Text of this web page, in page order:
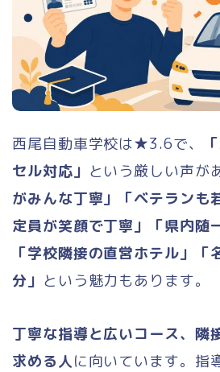
西尾自動車学校は★3.6で、
セル対応」 という厳しい声が
がみんな丁寧」「ベテランも
定員が笑顔で丁寧」「県内随
「学校隣接の直営ホテル」
分」 という魅力もあります。
丁寧な指導と広いコース、隣
求める人に向いています。指
普通